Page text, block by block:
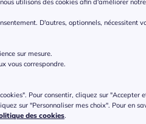
Ballerines
D'autres, optionnels, nécessitent
sur mesure.
vous correspondre.
Pour consentir, cliquez sur "Accepter
sur "Personnaliser mes choix". Pour en
des cookies.